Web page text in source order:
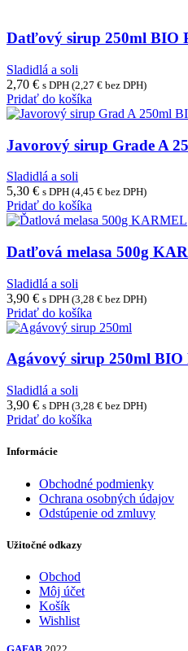
Datľový sirup 250ml BIO
Sladidlá a soli
2,70 € s DPH (2,27 € bez DPH)
Pridať do košíka
Javorový sirup Grade A
Sladidlá a soli
5,30 € s DPH (4,45 € bez DPH)
Pridať do košíka
Datľová melasa 500g
Sladidlá a soli
3,90 € s DPH (3,28 € bez DPH)
Pridať do košíka
Agávový sirup 250ml
Sladidlá a soli
3,90 € s DPH (3,28 € bez DPH)
Pridať do košíka
Informácie
Obchodné podmienky
Ochrana osobných údajov
Odstúpenie od zmluvy
Užitočné odkazy
Obchod
Môj účet
Košík
Wishlist